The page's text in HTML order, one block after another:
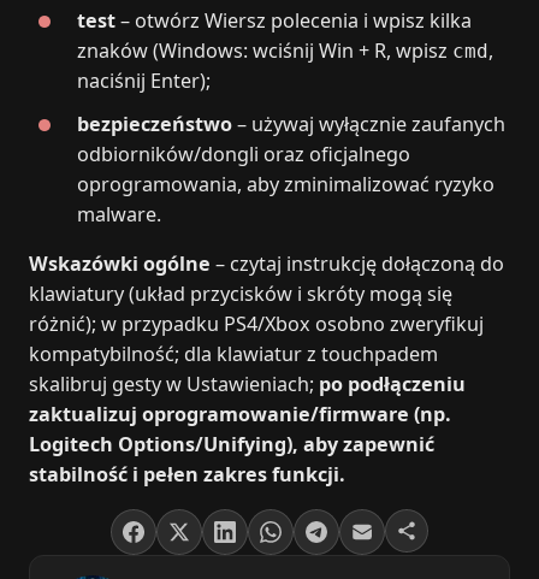
test– otwórz Wiersz polecenia i wpisz kilka
znaków (Windows: wciśnij Win + R, wpisz cmd,
naciśnij Enter);
bezpieczeństwo– używaj wyłącznie zaufanych
odbiorników/dongli oraz oficjalnego
oprogramowania, aby zminimalizować ryzyko
malware.
Wskazówki ogólne – czytaj instrukcję dołączoną do
klawiatury (układ przycisków i skróty mogą się
różnić); w przypadku PS4/Xbox osobno zweryfikuj
kompatybilność; dla klawiatur z touchpadem
skalibruj gesty w Ustawieniach; po podłączeniu
zaktualizuj oprogramowanie/firmware (np.
Logitech Options/Unifying), aby zapewnić
stabilność i pełen zakres funkcji.